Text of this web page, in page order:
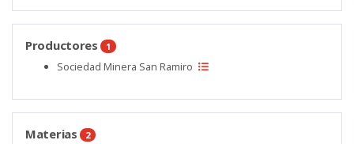
Productores 1
Sociedad Minera San Ramiro
Materias 2